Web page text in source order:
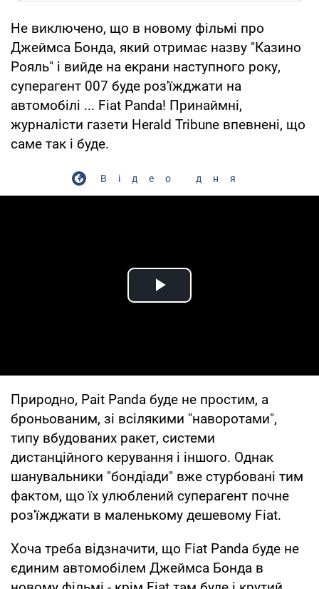
Не виключено, що в новому фільмі про
Джеймса Бонда, який отримає назву "Казино
Рояль" і вийде на екрани наступного року,
суперагент 007 буде роз'їжджати на
автомобілі ... Fiat Panda! Принаймні,
журналісти газети Herald Tribune впевнені, що
саме так і буде.
Відео дня
Play Video
Природно, Pait Panda буде не простим, а
броньованим, зі всілякими "наворотами",
типу вбудованих ракет, системи
дистанційного керування і іншого. Однак
шанувальники "бондіади" вже стурбовані тим
фактом, що їх улюблений суперагент почне
роз'їжджати в маленькому дешевому Fiat.
Хоча треба відзначити, що Fiat Panda буде не
єдиним автомобілем Джеймса Бонда в